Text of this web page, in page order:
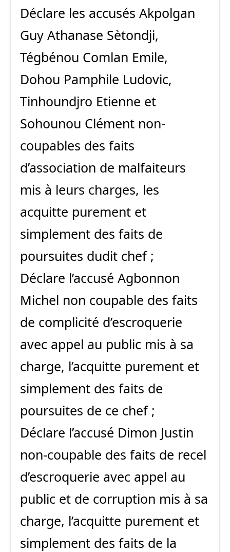
Déclare les accusés Akpolgan
Guy Athanase Sètondji,
Tégbénou Comlan Emile,
Dohou Pamphile Ludovic,
Tinhoundjro Etienne et
Sohounou Clément non-
coupables des faits
d’association de malfaiteurs
mis à leurs charges, les
acquitte purement et
simplement des faits de
poursuites dudit chef ;
Déclare l’accusé Agbonnon
Michel non coupable des faits
de complicité d’escroquerie
avec appel au public mis à sa
charge, l’acquitte purement et
simplement des faits de
poursuites de ce chef ;
Déclare l’accusé Dimon Justin
non-coupable des faits de recel
d’escroquerie avec appel au
public et de corruption mis à sa
charge, l’acquitte purement et
simplement des faits de la